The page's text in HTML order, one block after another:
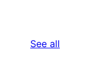
See all